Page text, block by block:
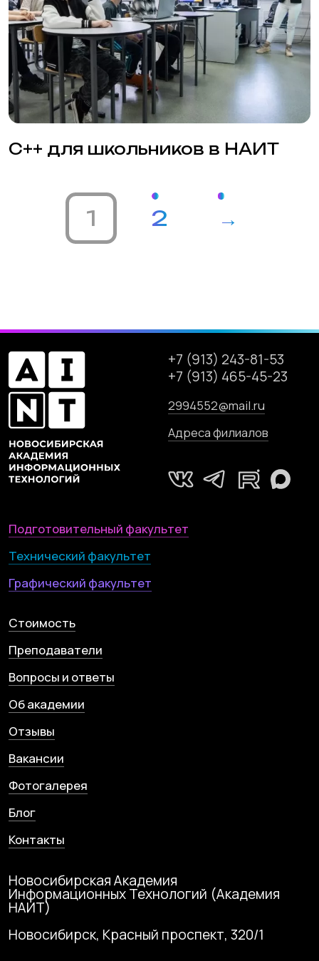
Новосибирская Академия
Информационных Технологий (Академия
Новосибирск, Красный проспект, 320/1
Политика конфиденциальности
Правила приёма в образовательную
организацию
© 2001—2024, НАИТ.
Л035-01199-54/01083384
Преподаватели
Вопросы и ответы
Об академии
Отзывы
Вакансии
Фотогалерея
Блог
Сайт разработан
Мы используем файлы cookie. Продолжая
использовать данный сайт, вы соглашаетесь с
этим в соответствии с условиями, указанными
поссылке